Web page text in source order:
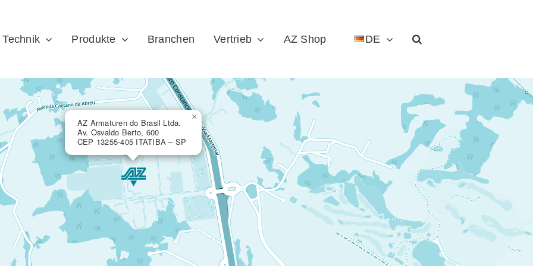
Technik Produkte Branchen Vertrieb AZ Shop DE
AZ Armaturen do Brasil Ltda.
Av. Osvaldo Berto, 600
CEP 13255-405 ITATIBA – SP
×